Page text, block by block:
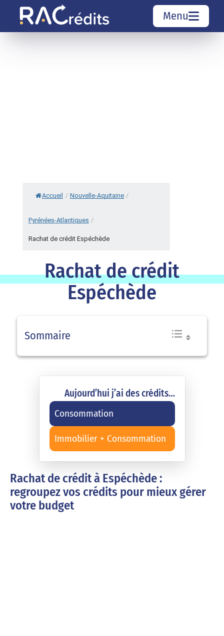
Menu
Accueil / Nouvelle-Aquitaine /
Pyrénées-Atlantiques /
Rachat de crédit Espéchède
Rachat de crédit
Espéchède
Sommaire
Aujourd’hui j’ai des crédits…
Consommation
Immobilier + Consommation
Rachat de crédit à Espéchède :
regroupez vos crédits pour mieux gérer
votre budget